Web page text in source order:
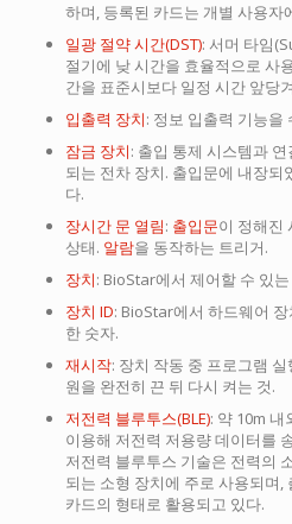
하며, 등록된 카드는 개별 사용자
일광 절약 시간(DST): 서머 타임
절기에 낮 시간을 효율적으로 사
간을 표준시보다 일정 시간 앞당
입출력 장치: 정보 입출력 기능을
잠금 장치: 출입 통제 시스템과
되는 전차 장치. 출입문에 내장
다.
장시간 문 열림: 출입문이 정해진
상태. 알람을 동작하는 트리거.
장치: BioStar에서 제어할 수 있
장치 ID: BioStar에서 하드웨어
한 숫자.
재시작: 장치 작동 중 프로그램
원을 완전히 끈 뒤 다시 켜는 것.
저전력 블루투스(BLE): 약 10m 내
이용해 저전력 저용량 데이터를
저전력 블루투스 기술은 전력의
되는 소형 장치에 주로 사용되며,
카드의 형태로 활용되고 있다.